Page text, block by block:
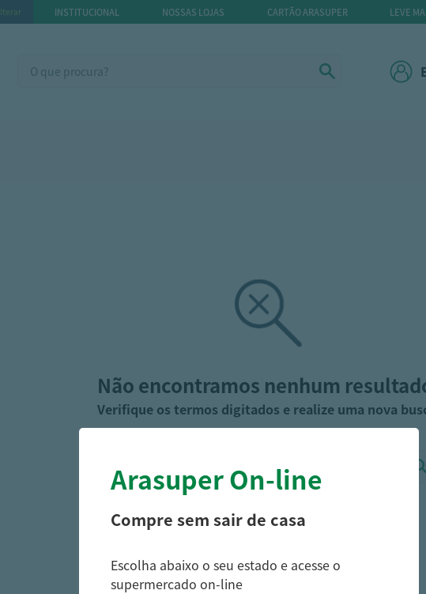
alterar INSTITUCIONAL NOSSAS LOJAS CARTÃO ARASUPER LEVE
Não encontramos nenhum
Verifique os termos digitados e realize uma nova
Arasuper On-line
Compre sem sair de casa
Escolha abaixo o seu estado e acesse o
supermercado on-line